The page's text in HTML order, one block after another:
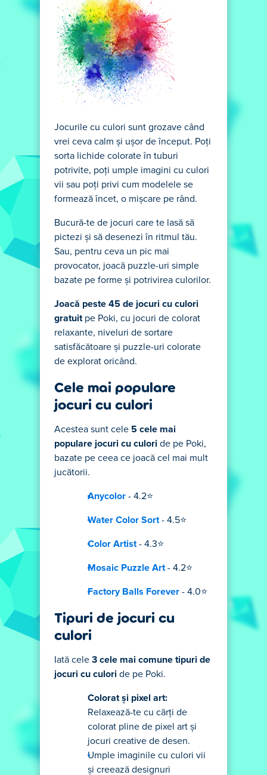
Jocurile cu culori sunt grozave când
vrei ceva calm și ușor de început. Poți
sorta lichide colorate în tuburi
potrivite, poți umple imagini cu culori
vii sau poți privi cum modelele se
formează încet, o mișcare pe rând.
Bucură-te de jocuri care te lasă să
pictezi și să desenezi în ritmul tău.
Sau, pentru ceva un pic mai
provocator, joacă puzzle-uri simple
bazate pe forme și potrivirea culorilor.
Joacă peste 45 de jocuri cu culori
gratuit pe Poki, cu jocuri de colorat
relaxante, niveluri de sortare
satisfăcătoare și puzzle-uri colorate
de explorat oricând.
Cele mai populare
jocuri cu culori
Acestea sunt cele 5 cele mai
populare jocuri cu culori de pe Poki,
bazate pe ceea ce joacă cel mai mult
jucătorii.
Anycolor - 4.2⭐
Water Color Sort - 4.5⭐
Color Artist - 4.3⭐
Mosaic Puzzle Art - 4.2⭐
Factory Balls Forever - 4.0⭐
Tipuri de jocuri cu
culori
Iată cele 3 cele mai comune tipuri de
jocuri cu culori de pe Poki.
Colorat și pixel art:
Relaxează-te cu cărți de
colorat pline de pixel art și
jocuri creative de desen.
Umple imaginile cu culori vii
și creează designuri